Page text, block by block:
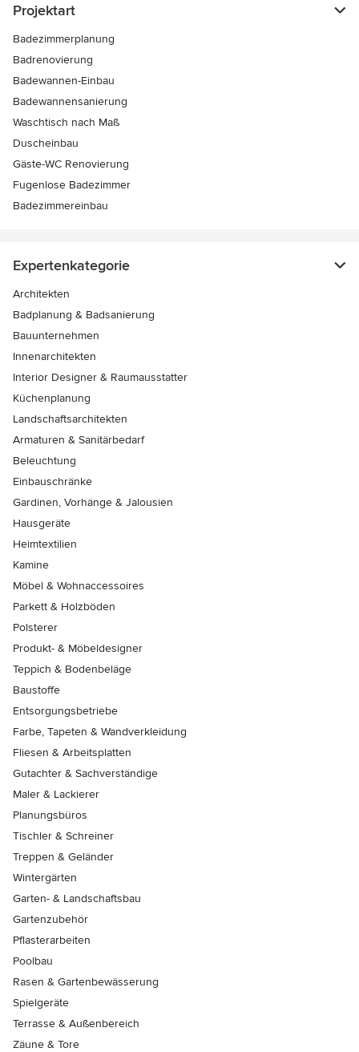
Projektart
Badezimmerplanung
Badrenovierung
Badewannen-Einbau
Badewannensanierung
Waschtisch nach Maß
Duscheinbau
Gäste-WC Renovierung
Fugenlose Badezimmer
Badezimmereinbau
Expertenkategorie
Architekten
Badplanung & Badsanierung
Bauunternehmen
Innenarchitekten
Interior Designer & Raumausstatter
Küchenplanung
Landschaftsarchitekten
Armaturen & Sanitärbedarf
Beleuchtung
Einbauschränke
Gardinen, Vorhänge & Jalousien
Hausgeräte
Heimtextilien
Kamine
Möbel & Wohnaccessoires
Parkett & Holzböden
Polsterer
Produkt- & Möbeldesigner
Teppich & Bodenbeläge
Baustoffe
Entsorgungsbetriebe
Farbe, Tapeten & Wandverkleidung
Fliesen & Arbeitsplatten
Gutachter & Sachverständige
Maler & Lackierer
Planungsbüros
Tischler & Schreiner
Treppen & Geländer
Wintergärten
Garten- & Landschaftsbau
Gartenzubehör
Pflasterarbeiten
Poolbau
Rasen & Gartenbewässerung
Spielgeräte
Terrasse & Außenbereich
Zäune & Tore